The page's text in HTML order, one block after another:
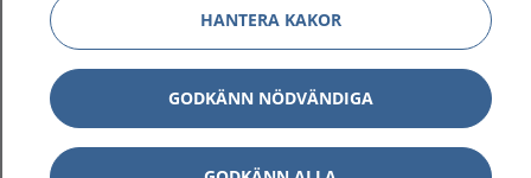
HANTERA KAKOR
GODKÄNN NÖDVÄNDIGA